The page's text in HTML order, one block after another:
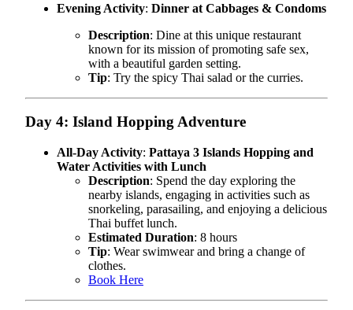
Evening Activity: Dinner at Cabbages & Condoms
Description: Dine at this unique restaurant
known for its mission of promoting safe sex,
with a beautiful garden setting.
Tip: Try the spicy Thai salad or the curries.
Day 4: Island Hopping Adventure
All-Day Activity: Pattaya 3 Islands Hopping and
Water Activities with Lunch
Description: Spend the day exploring the
nearby islands, engaging in activities such as
snorkeling, parasailing, and enjoying a delicious
Thai buffet lunch.
Estimated Duration: 8 hours
Tip: Wear swimwear and bring a change of
clothes.
Book Here